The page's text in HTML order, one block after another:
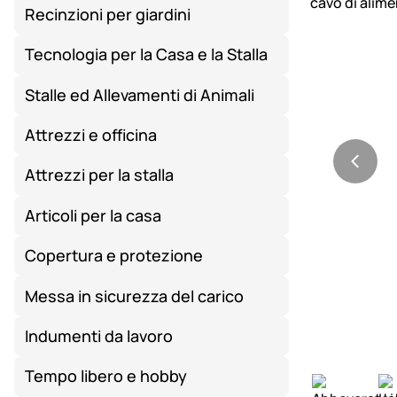
Recinzioni per giardini
Tecnologia per la Casa e la Stalla
Stalle ed Allevamenti di Animali
Attrezzi e officina
Attrezzi per la stalla
Articoli per la casa
Copertura e protezione
Messa in sicurezza del carico
Indumenti da lavoro
Tempo libero e hobby